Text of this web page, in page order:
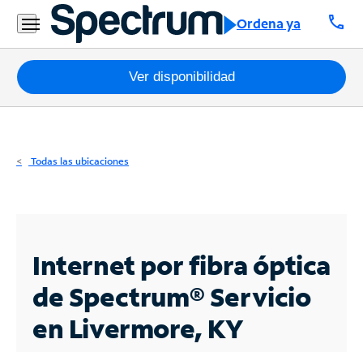
Ordena ya call
Residencial
Business
Paquetes
Internet
Business
Contáctanos
Ver disponibilidad
Todas las ubicaciones
Internet por fibra óptica
de Spectrum®Servicio
en Livermore, KY